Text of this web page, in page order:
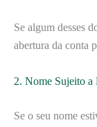
Se algum desses
abertura da conta
2. Nome Sujeito a
Se o seu nome